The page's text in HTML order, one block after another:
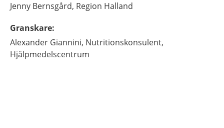
Jenny Bernsgård, Region Halland
Granskare:
Alexander Giannini, Nutritionskonsulent,
Hjälpmedelscentrum